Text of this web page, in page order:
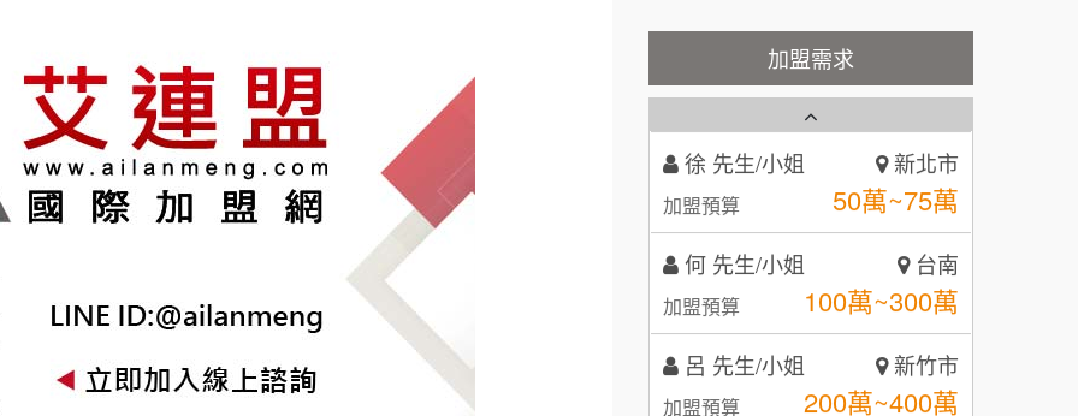
Cozy coffee可集咖啡
2 霏等茶
3 秉宏小米甜甜圈
4 潮鍋癮
5 咖啡LOOK
6 鼎威維修
7 88thai發發泰-泰式飯行家
加盟需求
周 先生/小姐 台北
100萬 ~150萬
徐 先生/小姐 新北市
加盟預算 50萬~75萬
何 先生/小姐 台南
加盟預算 100萬~300萬
呂 先生/小姐 新竹市
加盟預算 200萬~400萬
【曉妍美妝】誠徵行政櫃檯